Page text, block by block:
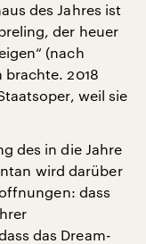
des Jahres ist
der heuer
(nach
brachte. 2018
weil sie
des in die Jahre
wird darüber
dass
das Dream-